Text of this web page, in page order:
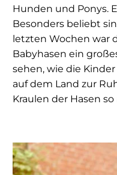
Hunden und Ponys.
Besonders beliebt
letzten Wochen war
Babyhasen ein
sehen, wie die
auf dem Land zur
Kraulen der Hasen